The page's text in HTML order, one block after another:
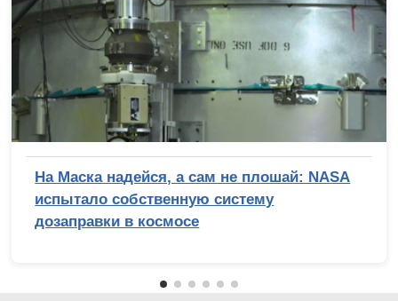
На Маска надейся, а сам не плошай: NASA
испытало собственную систему
дозаправки в космосе